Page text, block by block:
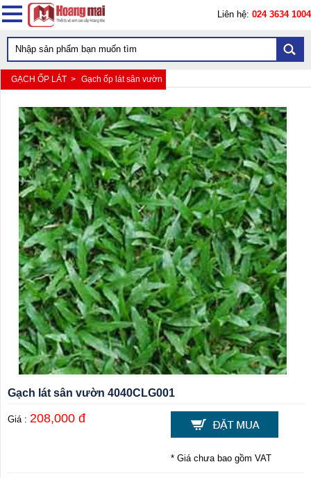
Liên hệ: 024 3634 1004
GẠCH ỐP LÁT > Gạch ốp lát sân vườn
Gạch lát sân vườn 4040CLG001
Giá : 208,000 đ
* Giá chưa bao gồm VAT